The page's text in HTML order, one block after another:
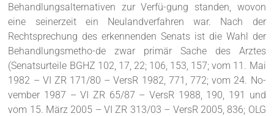
Behandlungsalternativen zur Verfü-gung standen, wovon
eine seinerzeit ein Neulandverfahren war. Nach der
Rechtsprechung des erkennenden Senats ist die Wahl der
Behandlungsmetho-de zwar primär Sache des Arztes
(Senatsurteile BGHZ 102, 17, 22; 106, 153, 157; vom 11. Mai
1982 – VI ZR 171/80 – VersR 1982, 771, 772; vom 24. No-
vember 1987 – VI ZR 65/87 – VersR 1988, 190, 191 und
vom 15. März 2005 – VI ZR 313/03 – VersR 2005, 836; OLG